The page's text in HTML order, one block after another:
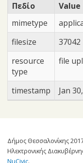
Πεδίο
Value
mimetype
filesize
37042
resource
type
file
timestamp Jan
Δήμος Θεσσαλονίκης
Ηλεκτρονικής
NuCivic.